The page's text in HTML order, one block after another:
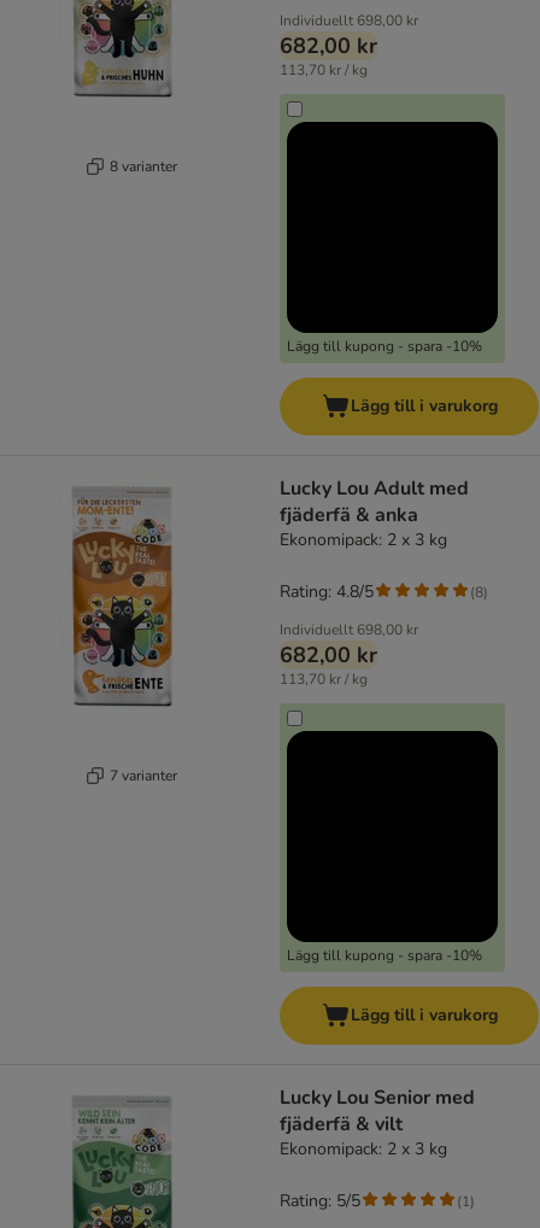
8 varianter
Individuellt 698,00 kr
682,00 kr
113,70 kr / kg
Lägg till kupong - spara -10%
Lägg till i varukorg
7 varianter
Lucky Lou Adult med
fjäderfä & anka
Ekonomipack: 2 x 3 kg
Individuellt 698,00 kr
682,00 kr
113,70 kr / kg
Lägg till kupong - spara -10%
Rating: 4.8/5 (8)
Lägg till i varukorg
Lucky Lou Senior med
fjäderfä & vilt
Ekonomipack: 2 x 3 kg
Rating: 5/5 (1)